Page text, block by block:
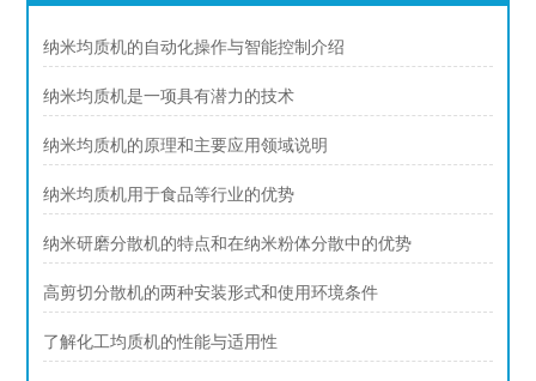
纳米均质机的自动化操作与智能控制介绍
纳米均质机是一项具有潜力的技术
纳米均质机的原理和主要应用领域说明
纳米均质机用于食品等行业的优势
纳米研磨分散机的特点和在纳米粉体分散中的优势
高剪切分散机的两种安装形式和使用环境条件
了解化工均质机的性能与适用性